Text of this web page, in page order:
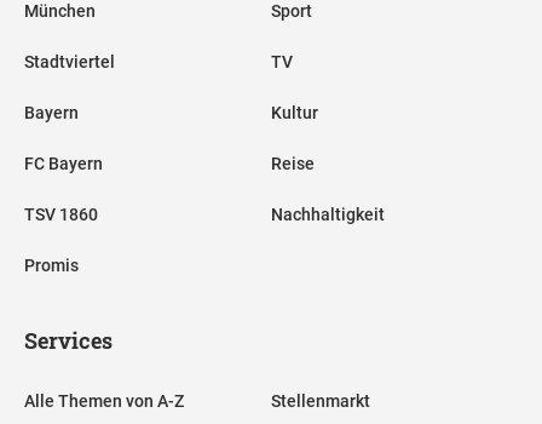
München
Stadtviertel
Bayern
FC Bayern
TSV 1860
Promis
Sport
TV
Kultur
Reise
Nachhaltigkeit
Services
Alle Themen von A-Z Stellenmarkt